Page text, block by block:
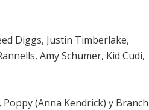
Diggs, Justin Timberlake,
, Amy Schumer, Kid Cudi,
(Anna Kendrick) y Branch